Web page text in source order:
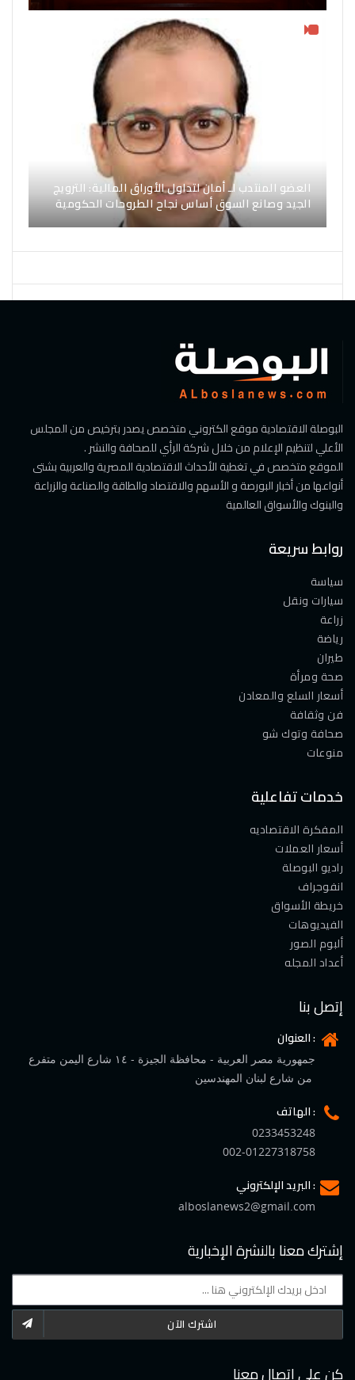
العضو المنتدب لـ أمان لتداول الأوراق المالية: الترويج
الجيد وصانع السوق أساس نجاح الطروحات الحكومية
البوصلة الاقتصادية موقع الكتروني متخصص يصدر بترخيص من المجلس
الأعلي لتنظيم الإعلام من خلال شركة الرأي للصحافة والنشر .
الموقع متخصص في تغطية الأحداث الاقتصادية المصرية والعربية بشتى
أنواعها من أخبار البورصة و الأسهم والاقتصاد والطاقة والصناعة والزراعة
والبنوك والأسواق العالمية
روابط سريعة
سياسة
سيارات ونقل
زراعة
رياضة
طيران
صحة ومرأة
أسعار السلع والمعادن
فن وثقافة
صحافة وتوك شو
منوعات
خدمات تفاعلية
المفكرة الاقتصاديه
أسعار العملات
راديو البوصلة
انفوجراف
خريطة الأسواق
الفيديوهات
ألبوم الصور
أعداد المجله
إتصل بنا
العنوان :
جمهورية مصر العربية - محافظة الجيزة - ١٤ شارع اليمن متفرع
الهاتف :
0233453248
002-01227318758
البريد الإلكتروني :
alboslanews2@gmail.com
إشترك معنا بالنشرة الإخبارية
اشترك الآن
كن على اتصال معنا